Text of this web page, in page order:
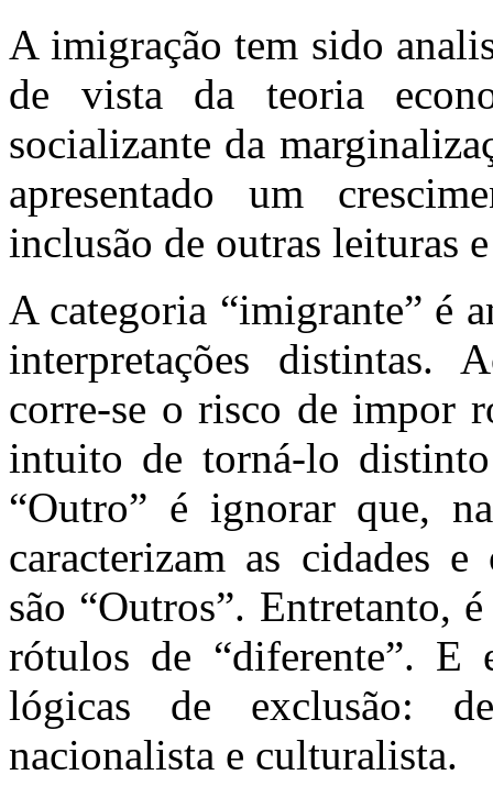
A imigração tem sido
de vista da teoria
socializante da
apresentado um
inclusão de outras leituras
A categoria “imigrante” é
interpretações distintas.
corre-se o risco de impor
intuito de torná-lo
“Outro” é ignorar que,
caracterizam as cidades
são “Outros”. Entretanto,
rótulos de “diferente”. E
lógicas de exclusão:
nacionalista e culturalista.